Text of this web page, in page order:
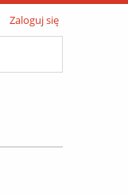
Zaloguj się